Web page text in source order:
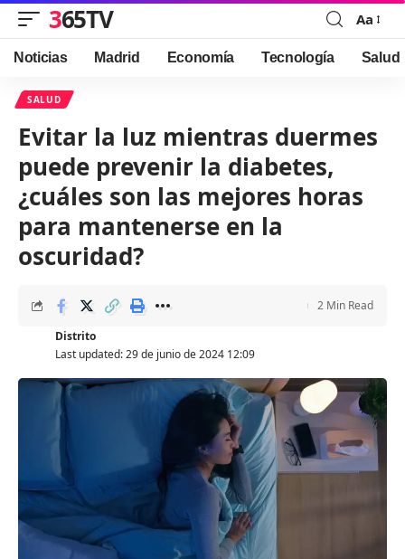
365TV
Font
Resizer
Aa
Noticias Madrid Economía Tecnología Salud
SALUD
Evitar la luz mientras duermes
puede prevenir la diabetes,
¿cuáles son las mejores horas
para mantenerse en la
oscuridad?
Last updated: 29 de junio de 2024 12:09
Distrito
2 Min Read